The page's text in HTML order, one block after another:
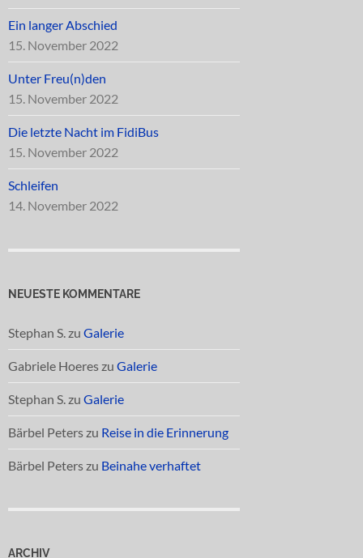
Ein langer Abschied
15. November 2022
Unter Freu(n)den
15. November 2022
Die letzte Nacht im FidiBus
15. November 2022
Schleifen
14. November 2022
NEUESTE KOMMENTARE
Stephan S. zu Galerie
Gabriele Hoereszu Galerie
Stephan S. zu Galerie
Bärbel Peterszu Reise in die Erinnerung
Bärbel Peterszu Beinahe verhaftet
ARCHIV